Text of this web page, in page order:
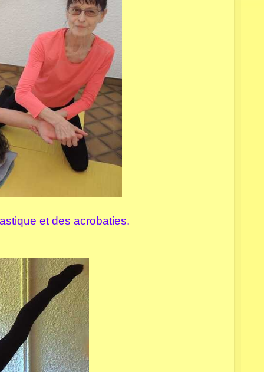
et des acrobaties.